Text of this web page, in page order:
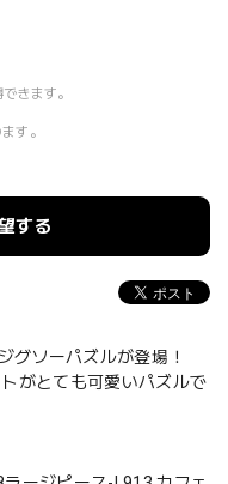
きます。
す。
する
グソーパズルが登場！
がとても可愛いパズルで